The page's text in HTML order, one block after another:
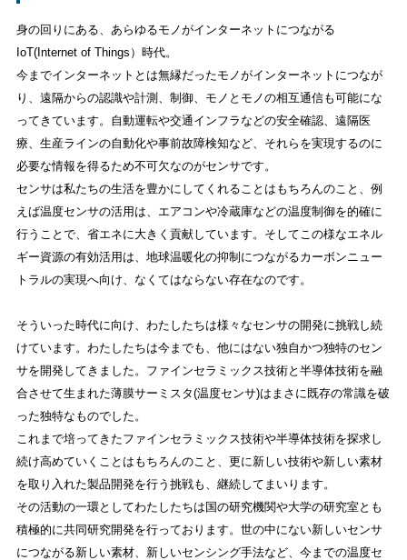
身の回りにある、あらゆるモノがインターネットにつながる
IoT(Internet of Things）時代。
今までインターネットとは無縁だったモノがインターネットにつなが
り、遠隔からの認識や計測、制御、モノとモノの相互通信も可能にな
ってきています。自動運転や交通インフラなどの安全確認、遠隔医
療、生産ラインの自動化や事前故障検知など、それらを実現するのに
必要な情報を得るため不可欠なのがセンサです。
センサは私たちの生活を豊かにしてくれることはもちろんのこと、例
えば温度センサの活用は、エアコンや冷蔵庫などの温度制御を的確に
行うことで、省エネに大きく貢献しています。そしてこの様なエネル
ギー資源の有効活用は、地球温暖化の抑制につながるカーボンニュー
トラルの実現へ向け、なくてはならない存在なのです。
そういった時代に向け、わたしたちは様々なセンサの開発に挑戦し続
けています。わたしたちは今までも、他にはない独自かつ独特のセン
サを開発してきました。ファインセラミックス技術と半導体技術を融
合させて生まれた薄膜サーミスタ(温度センサ)はまさに既存の常識を破
った独特なものでした。
これまで培ってきたファインセラミックス技術や半導体技術を探求し
続け高めていくことはもちろんのこと、更に新しい技術や新しい素材
を取り入れた製品開発を行う挑戦も、継続してまいります。
その活動の一環としてわたしたちは国の研究機関や大学の研究室とも
積極的に共同研究開発を行っております。世の中にない新しいセンサ
につながる新しい素材、新しいセンシング手法など、今までの温度セ